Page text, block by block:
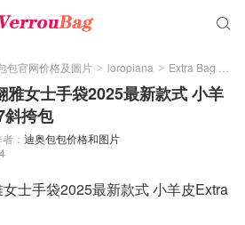

包官网价格及圖片 > loropiana > Extra Bag L27
雅女士手袋2025最新款式 小羊
挎包
： 迪奥包包价格和图片
士手袋2025最新款式 小羊皮Extra